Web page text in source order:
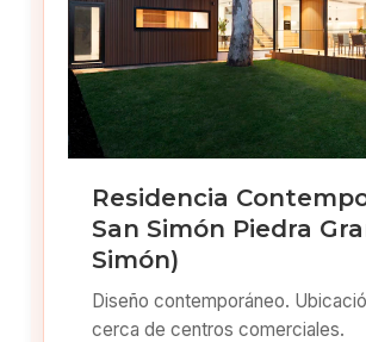
Residencia
San Simón Piedra
Simón)
Diseño contemporáneo.
cerca de centros comerciales.